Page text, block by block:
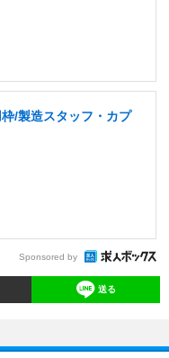
/製造スタッフ・カプ
Sponsored by
送る